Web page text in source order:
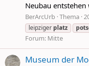
Neubau
BerArcUrb Thema
leipziger platz
Forum: Mitte
Museum der